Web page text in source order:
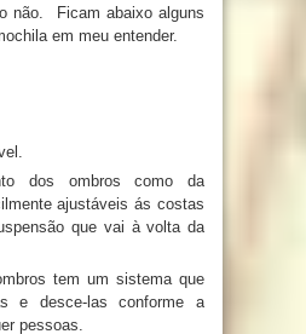
não. Ficam abaixo alguns
em meu entender.
dos ombros como da
ajustáveis ás costas
que vai à volta da
tem um sistema que
e desce-las conforme a
pessoas.